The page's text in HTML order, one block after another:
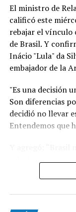
El ministro de
calificó este
rebajar el
de Brasil. Y
Inácio "Lula" da
embajador de la
"Es una decisión
Son diferencias
decidió no llevar
Entendemos que
nuestro